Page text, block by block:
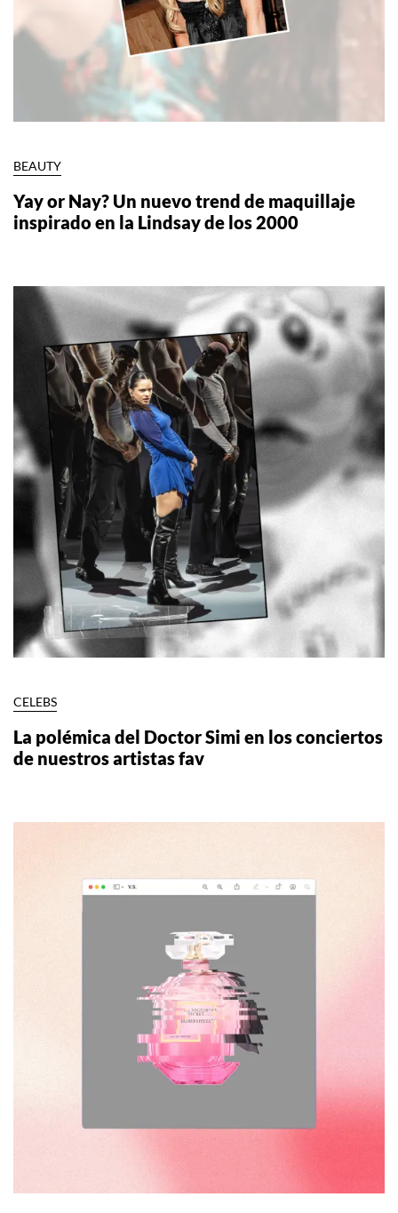
BEAUTY
Yay or Nay? Un nuevo trend de maquillaje
inspirado en la Lindsay de los 2000
CELEBS
La polémica del Doctor Simi en los conciertos
de nuestros artistas fav